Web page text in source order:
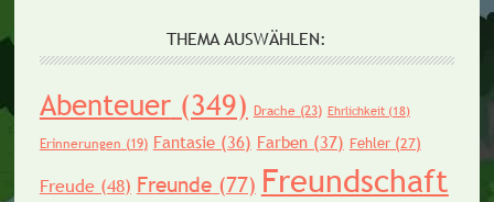
THEMA AUSWÄHLEN:
Abenteuer(349) Drache (23) Ehrlichkeit(18)
Erinnerungen (19) Fantasie(36) Farben(37) Fehler(27)
Freude(48) Freunde(77) Freundschaft